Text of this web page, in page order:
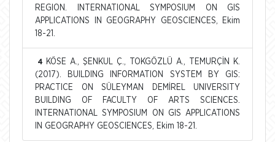
REGION. INTERNATIONAL SYMPOSIUM ON GIS
APPLICATIONS IN GEOGRAPHY GEOSCIENCES, Ekim
18-21.
4
KÖSE A., ŞENKUL Ç., TOKGÖZLÜ A., TEMURÇİN K.
(2017). BUILDING INFORMATION SYSTEM BY GIS:
PRACTICE ON SÜLEYMAN DEMİREL UNIVERSITY
BUILDING OF FACULTY OF ARTS SCIENCES.
INTERNATIONAL SYMPOSIUM ON GIS APPLICATIONS
IN GEOGRAPHY GEOSCIENCES, Ekim 18-21.